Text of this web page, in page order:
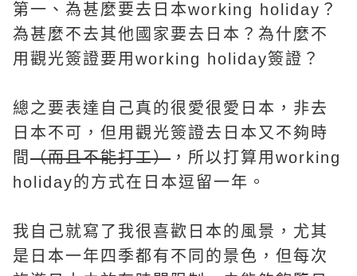
第一、為甚麼要去日本working holiday？
為甚麼不去其他國家要去日本？為什麼不
用觀光簽證要用working holiday簽證？
總之要表達自己真的很愛很愛日本，非去
日本不可，但用觀光簽證去日本又不夠時
間 （而且不能打工） ，所以打算用working
holiday的方式在日本逗留一年。
我自己就寫了我很喜歡日本的風景，尤其
是日本一年四季都有不同的景色，但每次